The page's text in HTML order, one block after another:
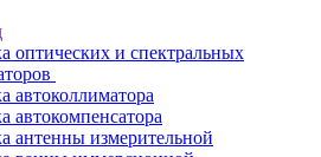
оптических и спектральных
автоколлиматора
автокомпенсатора
антенны измерительной